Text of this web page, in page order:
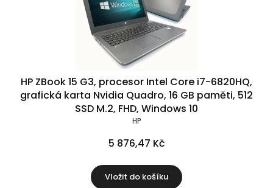
HP ZBook 15 G3, procesor Intel Core i7-6820HQ,
grafická karta Nvidia Quadro, 16 GB paměti, 512
SSD M.2, FHD, Windows 10
HP
5 876,47 Kč
Vložit do košíku